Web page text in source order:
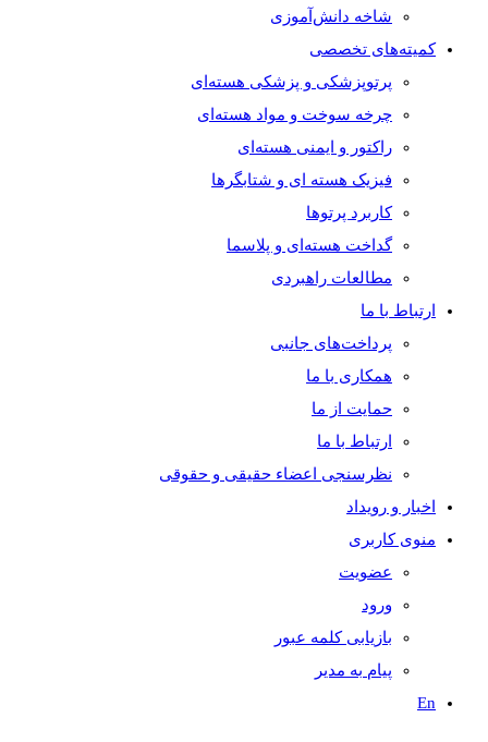
شاخه دانش‌آموزی
کمیته‌های تخصصی
پرتوپزشکی و پزشکی هسته‌ای
چرخه سوخت و مواد هسته‌ای
راکتور و ایمنی هسته‌ای
فیزیک هسته ای و شتابگرها
کاربرد پرتوها
گداخت هسته‌ای و پلاسما
مطالعات راهبردی
ارتباط با ما
پرداخت‌های جانبی
همکاری با ما
حمايت از ما
ارتباط با ما
نظر‌سنجی اعضاء حقیقی و حقوقی
اخبار و رويداد
منوی کاربری
عضویت
ورود
بازیابی کلمه عبور
پیام به مدير
En